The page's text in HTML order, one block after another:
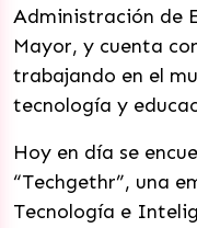
Administración de
Mayor, y cuenta
trabajando en el
tecnología y
Hoy en día se
“Techgethr”, una
Tecnología e